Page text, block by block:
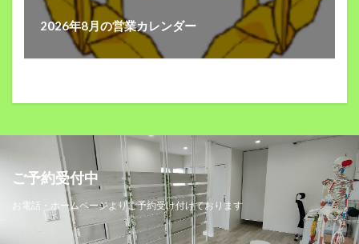
2026年8月の営業カレンダー
ご予約受付中
お電話・ホームページよりご予約受け付けております